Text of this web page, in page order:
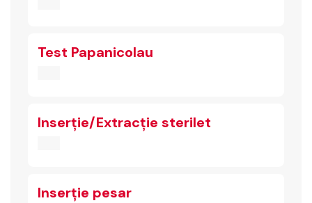
Test Papanicolau
Inserție/Extracție sterilet
Inserție pesar